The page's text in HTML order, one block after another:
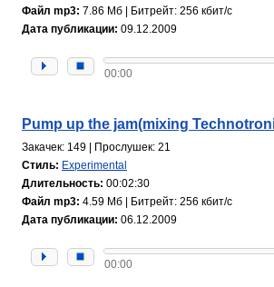
Файл mp3: 7.86 Мб | Битрейт: 256 кбит/с
Дата публикации: 09.12.2009
00:00
Pump up the jam(mixing
Закачек: 149 | Прослушек: 21
Стиль: Experimental
Длительность: 00:02:30
Файл mp3: 4.59 Мб | Битрейт: 256 кбит/с
Дата публикации: 06.12.2009
00:00